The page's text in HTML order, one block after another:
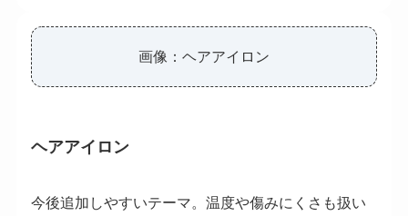
画像：ヘアアイロン
ヘアアイロン
今後追加しやすいテーマ。温度や傷みにくさも扱い